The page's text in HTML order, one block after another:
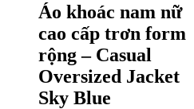
Áo khoác nam nữ
cao cấp trơn form
rộng – Casual
Oversized Jacket
Sky Blue